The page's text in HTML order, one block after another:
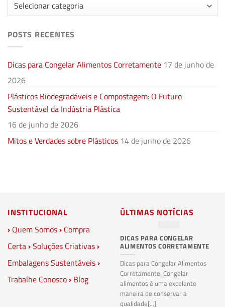
POSTS RECENTES
Dicas para Congelar Alimentos Corretamente 17 de junho de
2026
Plásticos Biodegradáveis e Compostagem: O Futuro
Sustentável da Indústria Plástica
16 de junho de 2026
Mitos e Verdades sobre Plásticos 14 de junho de 2026
INSTITUCIONAL
› Quem Somos› Compra
Certa›Soluções Criativas›
Embalagens Sustentáveis›
Trabalhe Conosco› Blog
ÚLTIMAS NOTÍCIAS
DICAS PARA CONGELAR
ALIMENTOS CORRETAMENTE
Dicas para Congelar Alimentos
Corretamente. Congelar
alimentos é uma excelente
maneira de conservar a
qualidade[...]